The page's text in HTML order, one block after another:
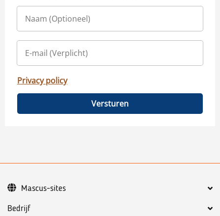
Privacy policy
Versturen
Bedrijf
Mascus-sites